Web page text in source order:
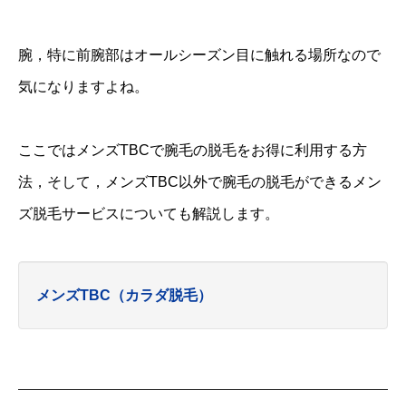
腕，特に前腕部はオールシーズン目に触れる場所なので
気になりますよね。
ここではメンズTBCで腕毛の脱毛をお得に利用する方
法，そして，メンズTBC以外で腕毛の脱毛ができるメン
ズ脱毛サービスについても解説します。
メンズTBC（カラダ脱毛）